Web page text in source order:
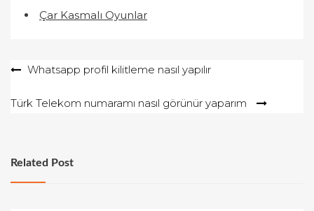
Çar Kasmalı Oyunlar
YazıWhatsapp profil kilitleme nasıl yapılır
Türk Telekom numaramı nasıl görünür yaparım
Related Post